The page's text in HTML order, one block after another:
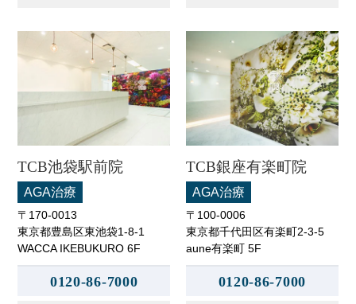
TCB池袋駅前院
AGA治療
〒170-0013
東京都豊島区東池袋1-8-1
WACCA IKEBUKURO 6F
0120-86-7000
TCB銀座有楽町院
AGA治療
〒100-0006
東京都千代田区有楽町2-3-5
aune有楽町 5F
0120-86-7000